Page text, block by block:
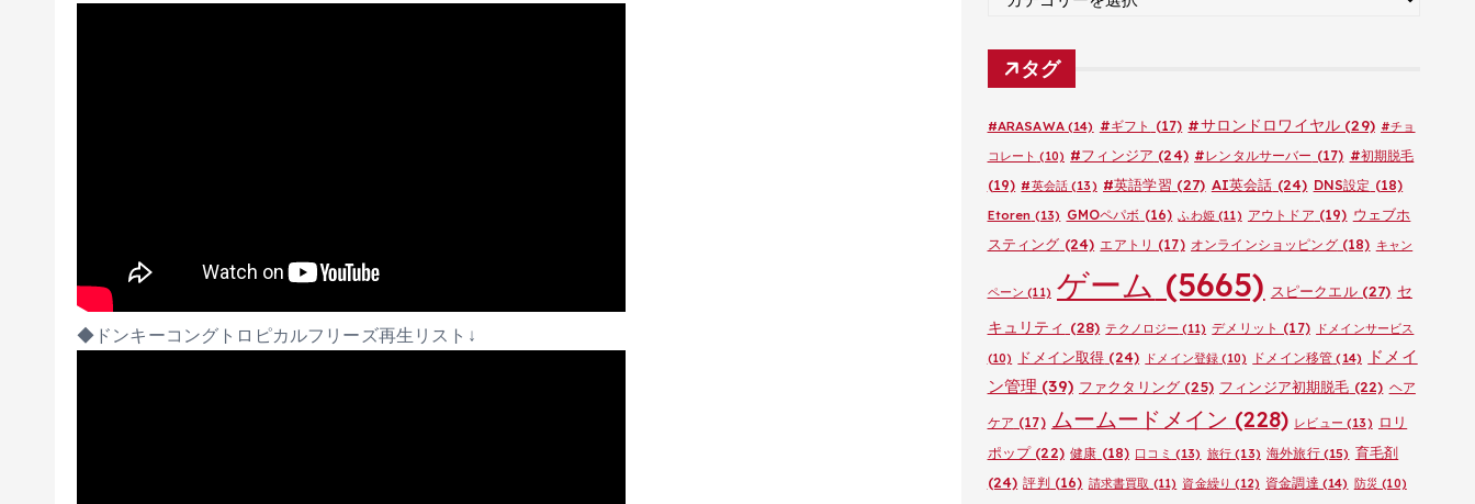
◆ドンキーコングトロピカルフリーズ再生リスト↓
ゴ
リ
タグ
#ARASAWA(14) #ギフト (17) #サロンドロワイヤル (29) #チョ
コレート (10) #フィンジア (24) #レンタルサーバー (17) #初期脱毛
(19) #英会話 (13) #英語学習 (27) AI英会話 (24) DNS設定 (18)
Etoren (13) GMOペパボ (16) ふわ姫(11) アウトドア (19) ウェブホ
スティング (24) エアトリ (17) オンラインショッピング(18) キャン
ペーン (11) ゲーム (5665) スピークエル(27) セ
キュリティ (28) テクノロジー (11) デメリット (17)
ドメインサービス
(10)
ドメイン取得 (24) ドメイン登録 (10) ドメイン移管 (14)
ドメイ
ン管理 (39) ファクタリング (25) フィンジア初期脱毛 (22) ヘア
ケア (17) ムームードメイン (228) レビュー (13) ロリ
ポップ(22) 健康 (18) 口コミ (13) 旅行 (13) 海外旅行(15) 育毛剤
(24) 評判 (16) 請求書買取 (11) 資金繰り (12) 資金調達 (14) 防災 (10)